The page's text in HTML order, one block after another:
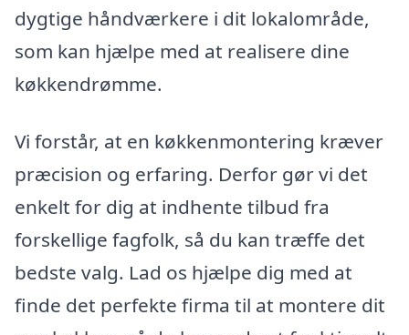
dygtige håndværkere i dit lokalområde,
som kan hjælpe med at realisere dine
køkkendrømme.
Vi forstår, at en køkkenmontering kræver
præcision og erfaring. Derfor gør vi det
enkelt for dig at indhente tilbud fra
forskellige fagfolk, så du kan træffe det
bedste valg. Lad os hjælpe dig med at
finde det perfekte firma til at montere dit